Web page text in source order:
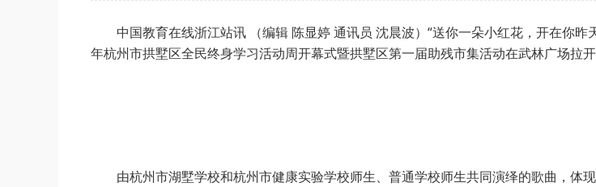
中国教育在线浙江站讯 （编辑 陈显婷 通讯员 沈晨波）“送你一朵小红花，开在你
年杭州市拱墅区全民终身学习活动周开幕式暨拱墅区第一届助残市集活动在武林广场拉开
由杭州市湖墅学校和杭州市健康实验学校师生、普通学校师生共同演绎的歌曲，体